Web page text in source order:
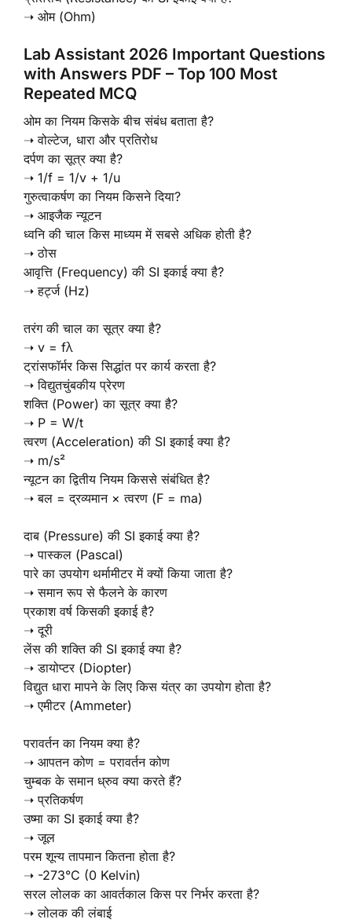
➝ ओम (Ohm)
Lab Assistant 2026 Important Questions
with Answers PDF – Top 100 Most
Repeated MCQ
ओम का नियम किसके बीच संबंध बताता है?
➝ वोल्टेज, धारा और प्रतिरोध
दर्पण का सूत्र क्या है?
➝ 1/f = 1/v + 1/u
गुरुत्वाकर्षण का नियम किसने दिया?
➝ आइजैक न्यूटन
ध्वनि की चाल किस माध्यम में सबसे अधिक होती है?
➝ ठोस
आवृत्ति (Frequency) की SI इकाई क्या है?
➝ हर्ट्ज (Hz)
तरंग की चाल का सूत्र क्या है?
➝ v = fλ
ट्रांसफॉर्मर किस सिद्धांत पर कार्य करता है?
➝ विद्युतचुंबकीय प्रेरण
शक्ति (Power) का सूत्र क्या है?
➝ P = W/t
त्वरण (Acceleration) की SI इकाई क्या है?
➝ m/s²
न्यूटन का द्वितीय नियम किससे संबंधित है?
➝ बल = द्रव्यमान × त्वरण (F = ma)
दाब (Pressure) की SI इकाई क्या है?
➝ पास्कल (Pascal)
पारे का उपयोग थर्मामीटर में क्यों किया जाता है?
➝ समान रूप से फैलने के कारण
प्रकाश वर्ष किसकी इकाई है?
➝ दूरी
लेंस की शक्ति की SI इकाई क्या है?
➝ डायोप्टर (Diopter)
विद्युत धारा मापने के लिए किस यंत्र का उपयोग होता है?
➝ एमीटर (Ammeter)
परावर्तन का नियम क्या है?
➝ आपतन कोण = परावर्तन कोण
चुम्बक के समान ध्रुव क्या करते हैं?
➝ प्रतिकर्षण
उष्मा का SI इकाई क्या है?
➝ जूल
परम शून्य तापमान कितना होता है?
➝ -273°C (0 Kelvin)
सरल लोलक का आवर्तकाल किस पर निर्भर करता है?
➝ लोलक की लंबाई